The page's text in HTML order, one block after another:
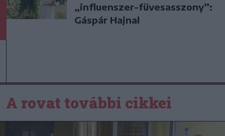
„influenszer-füvesasszony”:
Gáspár Hajnal
A rovat további cikkei